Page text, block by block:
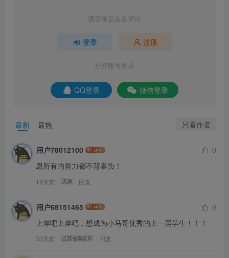
六、往期25真题（第28套）
四电四邮！
电子科技大学
请登录后发表评论
登录 注册
社交账号登录
QQ登录 微信登录
最新 最热 只看作者
用户78012100
0
愿所有的努力都不背辜负！
18天前 天津 回复
用户68151465
0
上岸吧上岸吧，想成为小马哥优秀的上一届学生！！！
33天前 江苏省南京市 回复